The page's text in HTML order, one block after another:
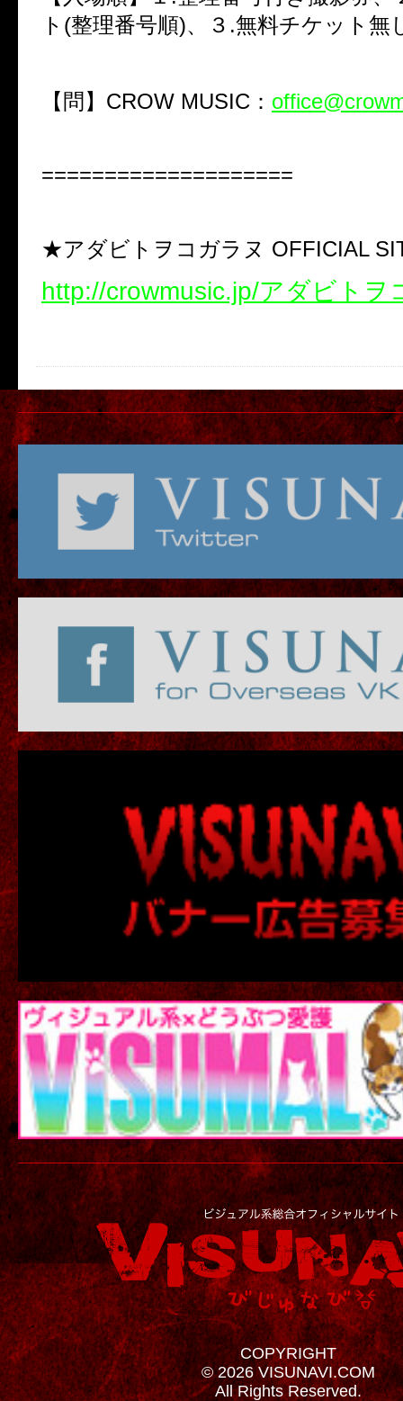
ト(整理番号順)、３.無料チケット無
【問】CROW MUSIC：
====================
★アダビトヲコガラヌ OFFICIAL
http://crowmusic.jp/アダビトヲ
COPYRIGHT
© 2026 VISUNAVI.COM
All Rights Reserved.